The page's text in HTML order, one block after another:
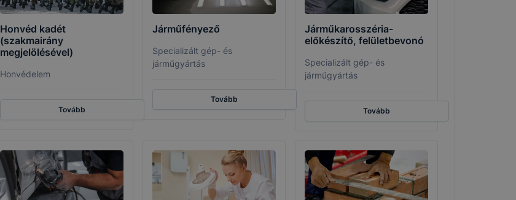
Honvéd kadét
(szakmairány
megjelölésével)
Honvédelem
Tovább
Járműfényező
Specializált gép- és
járműgyártás
Tovább
Járműkarosszéria-
előkészítő, felületbevonó
Specializált gép- és
járműgyártás
Tovább